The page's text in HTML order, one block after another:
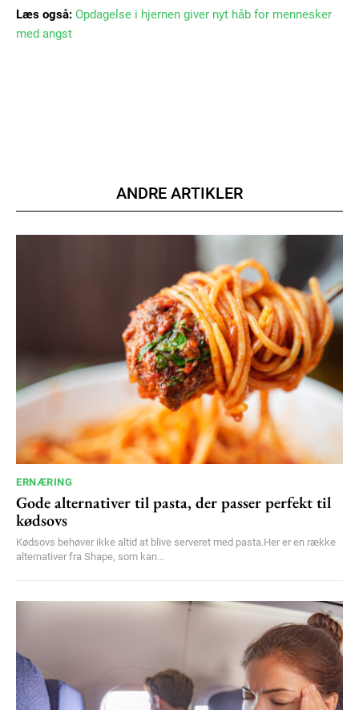
Etiam est nibh, lobortis sit
Praesent euismod ac
Ut mollis pellentesque tortor
Orci varius natoque dolor
YEARLY PRICING MONTHLY PRICING
Læs også: Opdagelse i hjernen giver nyt håb for mennesker
med angst
ANDRE ARTIKLER
ERNÆRING
Gode alternativer til pasta, der passer perfekt til
kødsovs
Kødsovs behøver ikke altid at blive serveret med pasta.Her er en række
alternativer fra Shape, som kan...